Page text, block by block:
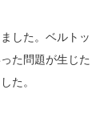
した。ベルトッ
た問題が生じた
た。